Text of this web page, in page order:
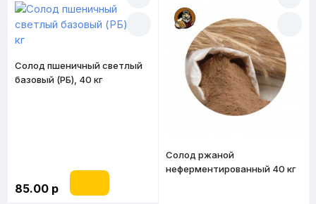
Солод пшеничный светлый
базовый (РБ), 40 кг
85.00 р
Солод ржаной
неферментированный 40 кг